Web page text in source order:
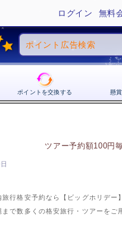
ログイン 無料
ポイントを交換する 懸
ツアー予約額100円
旅行格安予約なら【ビッグホリデー
まで数多くの格安旅行・ツアーをご